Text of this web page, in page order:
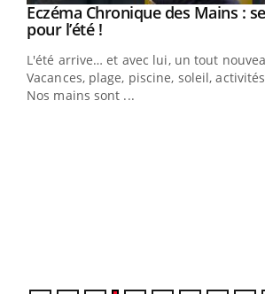
Youtube
Eczéma Chronique des Mains :
pour l’été !Youtube
L'été arrive… et avec lui, un tout
Vacances, plage, piscine, soleil,
Nos mains sont ...